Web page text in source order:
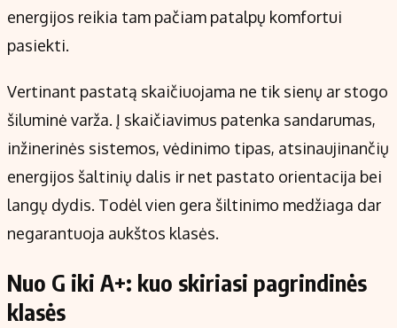
energijos reikia tam pačiam patalpų komfortui
pasiekti.
Vertinant pastatą skaičiuojama ne tik sienų ar stogo
šiluminė varža. Į skaičiavimus patenka sandarumas,
inžinerinės sistemos, vėdinimo tipas, atsinaujinančių
energijos šaltinių dalis ir net pastato orientacija bei
langų dydis. Todėl vien gera šiltinimo medžiaga dar
negarantuoja aukštos klasės.
Nuo G iki A+: kuo skiriasi pagrindinės
klasės